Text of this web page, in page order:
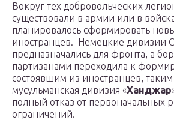
Вокруг тех добровольческих
существовали в армии или в
планировалось сформировать
иностранцев. Немецкие дивизии
предназначались для фронта, а
партизанами переходила к
состоявшим из иностранцев, таким
мусульманская дивизия «Ханджар
полный отказ от первоначальных
ограничений.